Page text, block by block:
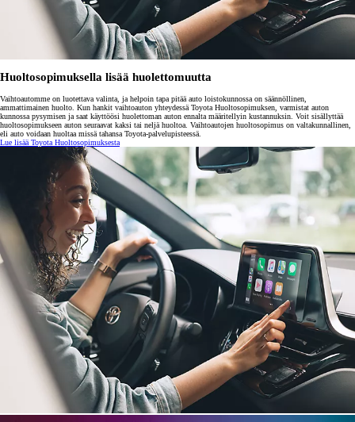
Huoltosopimuksella lisää huolettomuutta
Vaihtoautomme on luotettava valinta, ja helpoin tapa pitää auto loistokunnossa on säännöllinen,
ammattimainen huolto. Kun hankit vaihtoauton yhteydessä Toyota Huoltosopimuksen, varmistat auton
kunnossa pysymisen ja saat käyttöösi huolettoman auton ennalta määritellyin kustannuksin. Voit sisällyttää
huoltosopimukseen auton seuraavat kaksi tai neljä huoltoa. Vaihtoautojen huoltosopimus on valtakunnallinen,
eli auto voidaan huoltaa missä tahansa Toyota-palvelupisteessä.
Lue lisää Toyota Huoltosopimuksesta